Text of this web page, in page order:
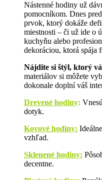
Nástenné hodiny už
pomocníkom. Dnes
prvok, ktorý dokáže
miestnosti – či už ide o
kuchyňu alebo
dekoráciou, ktorá spája
Nájdite si štýl, ktorý
materiálov si môžete
dokonale doplní váš
Drevené hodiny:
dotyk.
Kovové hodiny:
vzhľad.
Sklenené hodiny:
decentne.